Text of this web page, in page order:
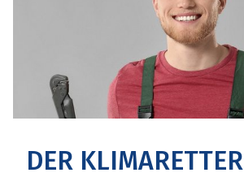
DER KLIMARETTER